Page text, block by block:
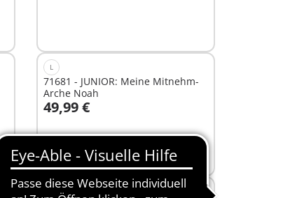
L
71681 - JUNIOR: Meine Mitnehm-
Arche Noah
49,99 €
In den Warenkorb